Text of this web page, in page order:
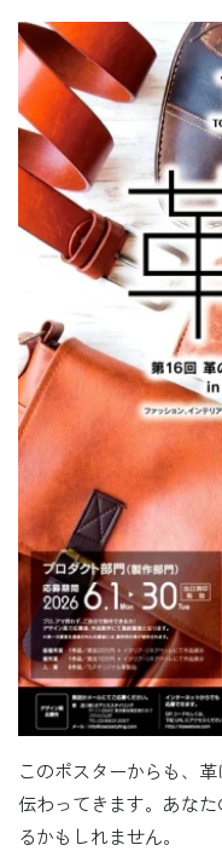
このポスターからも、
伝わってきます。あな
るかもしれません。